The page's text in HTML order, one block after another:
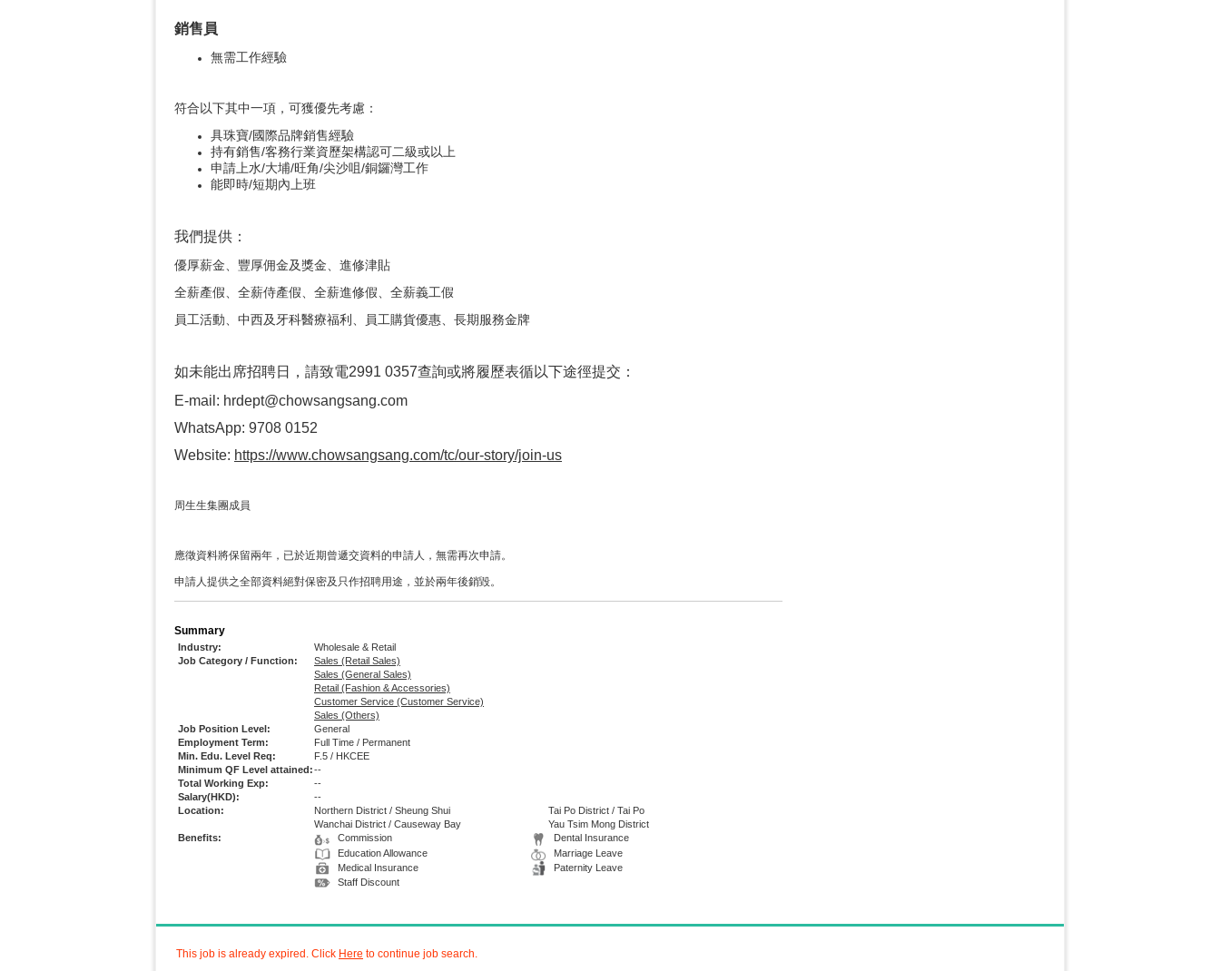
銷售員
無需工作經驗
符合以下其中一項，可獲優先考慮：
具珠寶/國際品牌銷售經驗
持有銷售/客務行業資歷架構認可二級或以上
申請上水/大埔/旺角/尖沙咀/銅鑼灣工作
能即時/短期內上班
我們提供：
優厚薪金、豐厚佣金及獎金、進修津貼
全薪產假、全薪侍產假、全薪進修假、全薪義工假
員工活動、中西及牙科醫療福利、員工購貨優惠、長期服務金牌
如未能出席招聘日，請致電2991 0357查詢或將履歷表循以下途徑提交：
E-mail: hrdept@chowsangsang.com
WhatsApp: 9708 0152
Website: https://www.chowsangsang.com/tc/our-story/join-us
周生生集團成員
應徵資料將保留兩年，已於近期曾遞交資料的申請人，無需再次申請。
申請人提供之全部資料絕對保密及只作招聘用途，並於兩年後銷毀。
Summary
Industry:
Wholesale & Retail
Job Category / Function:
Sales (Retail Sales)
Sales (General Sales)
Retail (Fashion & Accessories)
Customer Service (Customer Service)
Sales (Others)
Job Position Level:
General
Employment Term:
Full Time / Permanent
Min. Edu. Level Req:
F.5 / HKCEE
Minimum QF Level attained:--
Total Working Exp:
--
Salary(HKD):
--
Location:
Northern District / Sheung Shui
Tai Po District / Tai Po
Wanchai District / Causeway Bay
Yau Tsim Mong District
Benefits:
Commission
Dental Insurance
Education Allowance
Marriage Leave
Medical Insurance
Paternity Leave
Staff Discount
This job is already expired. Click Here to continue job search.